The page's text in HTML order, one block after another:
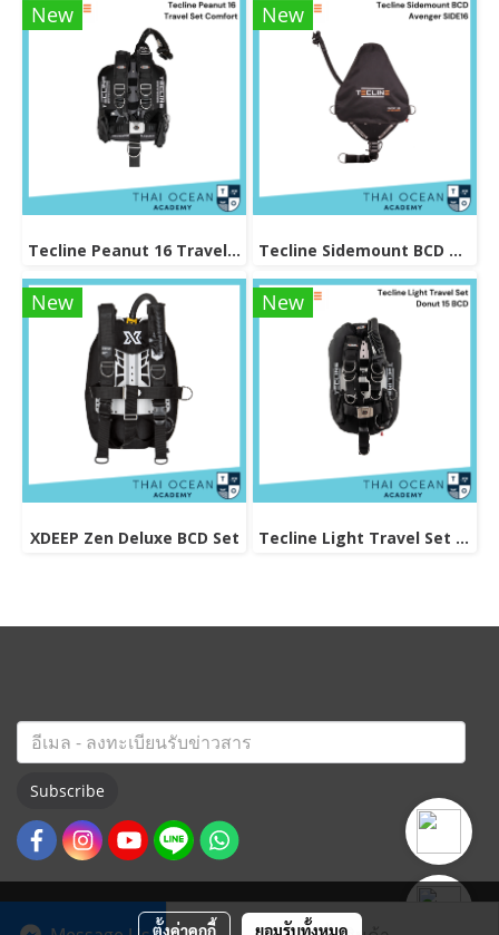
New
Tecline Peanut 16 Travel Set Comfort
New
Tecline Sidemount BCD Avenger SIDE16
New
XDEEP Zen Deluxe BCD Set
New
Tecline Light Travel Set Donut 15 BCD
Subscribe
ตั้งค่าคุกกี้ ยอมรับทั้งหมด